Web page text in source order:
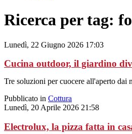
Ricerca per tag:
Lunedì, 22 Giugno 2026 17:03
Cucina outdoor, il giardino
Tre soluzioni per cuocere all'aperto
Pubblicato in Cottura
Lunedì, 20 Aprile 2026 21:58
Electrolux, la pizza fatta in